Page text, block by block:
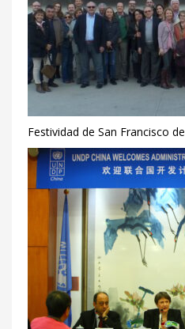
Festividad de San Francisco